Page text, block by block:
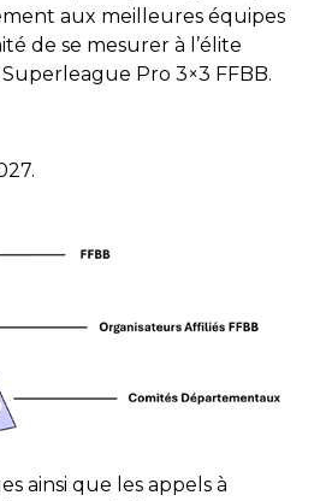
aux meilleures équipes
de se mesurer à l’élite
Pro 3×3 FFBB.
ainsi que les appels à